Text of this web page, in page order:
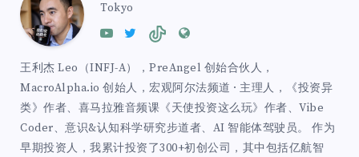
Tokyo
王利杰 Leo（INFJ-A），PreAngel 创始合伙人，
MacroAlpha.io 创始人，宏观阿尔法频道 · 主理人，《投资异
类》作者、喜马拉雅音频课《天使投资这么玩》作者、Vibe
Coder、意识&认知科学研究步道者、AI 智能体驾驶员。 作为
早期投资人，我累计投资了300+初创公司，其中包括亿航智